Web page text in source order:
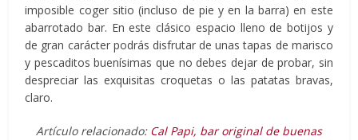
imposible coger sitio (incluso de pie y en la barra) en este
abarrotado bar. En este clásico espacio lleno de botijos y
de gran carácter podrás disfrutar de unas tapas de marisco
y pescaditos buenísimas que no debes dejar de probar, sin
despreciar las exquisitas croquetas o las patatas bravas,
claro.
Artículo relacionado: Cal Papi, bar original de buenas